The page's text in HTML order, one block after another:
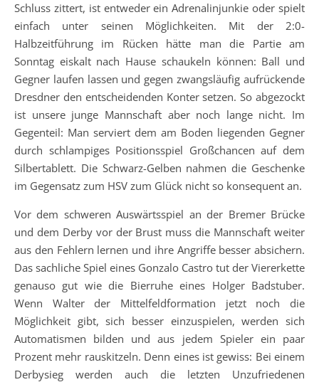
Schluss zittert, ist entweder ein Adrenalinjunkie oder spielt
einfach unter seinen Möglichkeiten. Mit der 2:0-
Halbzeitführung im Rücken hätte man die Partie am
Sonntag eiskalt nach Hause schaukeln können: Ball und
Gegner laufen lassen und gegen zwangsläufig aufrückende
Dresdner den entscheidenden Konter setzen. So abgezockt
ist unsere junge Mannschaft aber noch lange nicht. Im
Gegenteil: Man serviert dem am Boden liegenden Gegner
durch schlampiges Positionsspiel Großchancen auf dem
Silbertablett. Die Schwarz-Gelben nahmen die Geschenke
im Gegensatz zum HSV zum Glück nicht so konsequent an.
Vor dem schweren Auswärtsspiel an der Bremer Brücke
und dem Derby vor der Brust muss die Mannschaft weiter
aus den Fehlern lernen und ihre Angriffe besser absichern.
Das sachliche Spiel eines Gonzalo Castro tut der Viererkette
genauso gut wie die Bierruhe eines Holger Badstuber.
Wenn Walter der Mittelfeldformation jetzt noch die
Möglichkeit gibt, sich besser einzuspielen, werden sich
Automatismen bilden und aus jedem Spieler ein paar
Prozent mehr rauskitzeln. Denn eines ist gewiss: Bei einem
Derbysieg werden auch die letzten Unzufriedenen